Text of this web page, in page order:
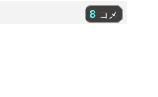
8 コメ